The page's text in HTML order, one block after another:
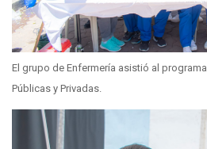
El grupo de Enfermería asistió al
Públicas y Privadas.